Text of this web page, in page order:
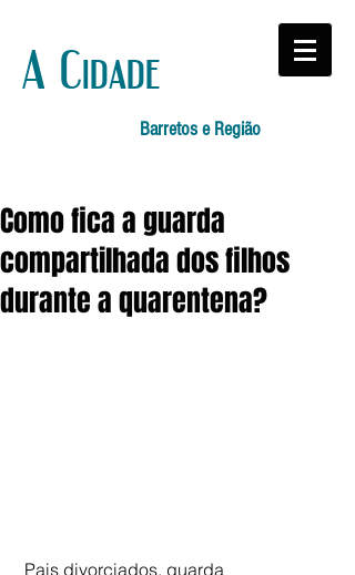
A Cidade
Barretos e Região
Como fica a guarda
compartilhada dos filhos
durante a quarentena?